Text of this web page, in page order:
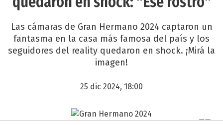
Las cámaras de Gran Hermano 2024 captaron un
fantasma en la casa más famosa del país y los
seguidores del reality quedaron en shock. ¡Mirá la
imagen!
25 dic 2024, 18:00